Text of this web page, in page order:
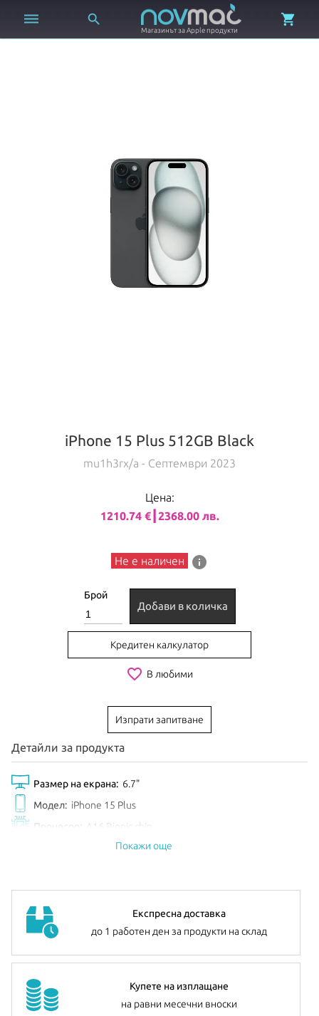
 
Магазинът за Apple продукти

iPhone 15 Plus 512GB Black
mu1h3rx/a - Септември 2023
Цена:
1210.74 €┃2368.00 лв.
Не е наличен info
Брой
Добави в количка
Кредитен калкулатор
favorite_border В любими
Изпрати запитване
Детайли за продукта
Размер на екрана: 6.7"
Модел: iPhone 15 Plus
Процесор:
A16 Bionic chip
512GB
Анонсиран: Септември 2023
Покажи още
Експресна доставка
до 1 работен ден за продукти на склад
Купете на изплащане
на равни месечни вноски